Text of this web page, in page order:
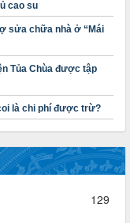
động
công đoàn
toán ngân sách
cao su
sửa chữa nhà ở “Mái
Tủa Chùa được tập
là chi phí được trừ?
129